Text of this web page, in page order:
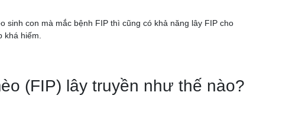
sinh con mà mắc bệnh FIP thì cũng có khả năng lây FIP cho
hiếm.
(FIP) lây truyền như thế nào?